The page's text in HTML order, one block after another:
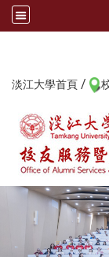
淡江大學首頁 /